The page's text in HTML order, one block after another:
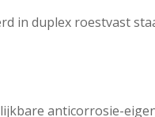
in duplex roestvast
anticorrosie-